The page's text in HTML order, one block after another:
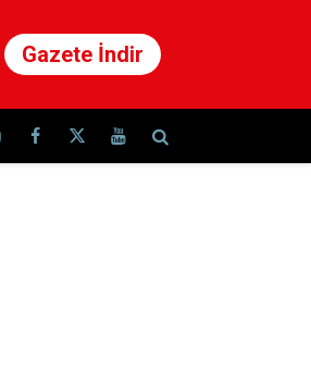
Gazete İndir